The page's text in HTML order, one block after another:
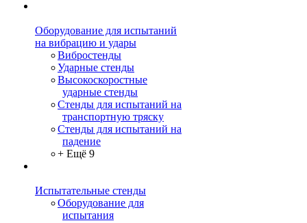
Оборудование для испытаний
на вибрацию и удары
Вибростенды
Ударные стенды
Высокоскоростные
ударные стенды
Стенды для испытаний на
транспортную тряску
Стенды для испытаний на
падение
+ Ещё 9
Испытательные стенды
Оборудование для
испытания